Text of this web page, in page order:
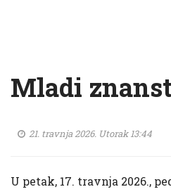
Mladi
21. travnja 2026. Utorak 13:44
U petak, 17. travnja 2026.,